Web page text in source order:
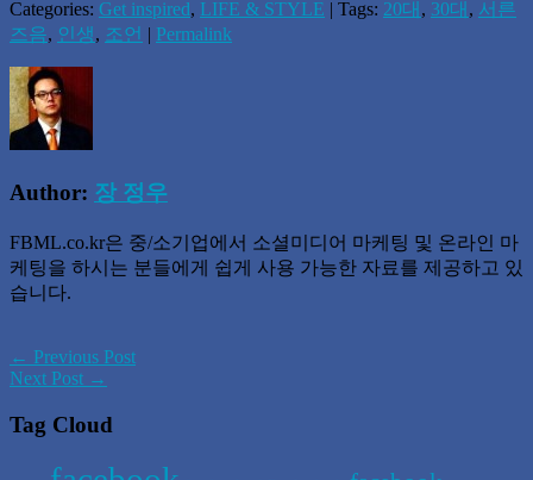
Categories: Get inspired, LIFE & STYLE | Tags: 20대 , 30대 , 서른
즈음, 인생, 조언 | Permalink
Author: 장 정우
FBML.co.kr은 중/소기업에서 소셜미디어 마케팅 및 온라인 마
케팅을 하시는 분들에게 쉽게 사용 가능한 자료를 제공하고 있
습니다.
← Previous Post
Next Post →
Tag Cloud